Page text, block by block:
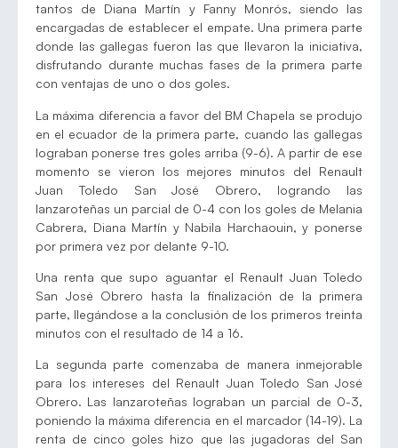
tantos de Diana Martín y Fanny Monrós, siendo las
encargadas de establecer el empate. Una primera parte
donde las gallegas fueron las que llevaron la iniciativa,
disfrutando durante muchas fases de la primera parte
con ventajas de uno o dos goles.
La máxima diferencia a favor del BM Chapela se produjo
en el ecuador de la primera parte, cuando las gallegas
lograban ponerse tres goles arriba (9-6). A partir de ese
momento se vieron los mejores minutos del Renault
Juan Toledo San José Obrero, logrando las
lanzaroteñas un parcial de 0-4 con los goles de Melania
Cabrera, Diana Martín y Nabila Harchaouin, y ponerse
por primera vez por delante 9-10.
Una renta que supo aguantar el Renault Juan Toledo
San José Obrero hasta la finalización de la primera
parte, llegándose a la conclusión de los primeros treinta
minutos con el resultado de 14 a 16.
La segunda parte comenzaba de manera inmejorable
para los intereses del Renault Juan Toledo San José
Obrero. Las lanzaroteñas lograban un parcial de 0-3,
poniendo la máxima diferencia en el marcador (14-19). La
renta de cinco goles hizo que las jugadoras del San